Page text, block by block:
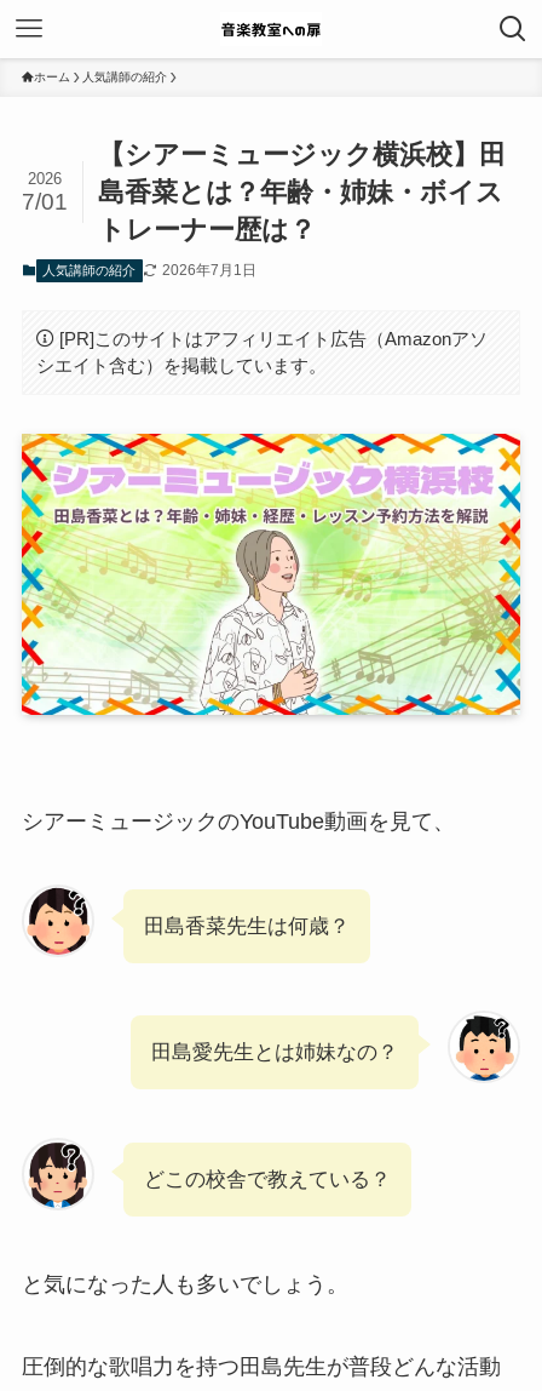
ホーム 人気講師の紹介
【シアーミュージック横浜校】田
島香菜とは？年齢・姉妹・ボイス
トレーナー歴は？
2026
7/01
人気講師の紹介 2026年7月1日
[PR]このサイトはアフィリエイト広告（Amazonアソ
シエイト含む）を掲載しています。
シアーミュージックのYouTube動画を見て、
田島香菜先生は何歳？
田島愛先生とは姉妹なの？
どこの校舎で教えている？
と気になった人も多いでしょう。
圧倒的な歌唱力を持つ田島先生が普段どんな活動